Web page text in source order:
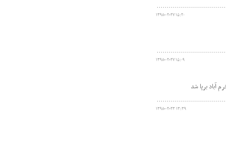
۱۳۹۸-۰۲-۲۷ ۱۵:۲۰
۱۳۹۸-۰۲-۲۷ ۱۵:۰۹
آباد برپا شد
۱۳۹۸-۰۲-۲۳ ۱۳:۳۹